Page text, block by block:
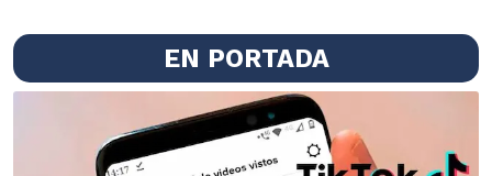
EN PORTADA